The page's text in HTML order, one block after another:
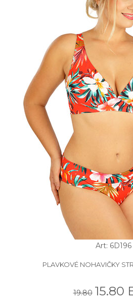
Art: 6D196
PLAVKOVÉ NOHAVIČKY
19.80 15.80